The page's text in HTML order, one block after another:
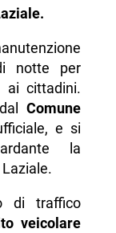
notte per
ai cittadini.
dalComune
e si
la
di traffico
veicolare